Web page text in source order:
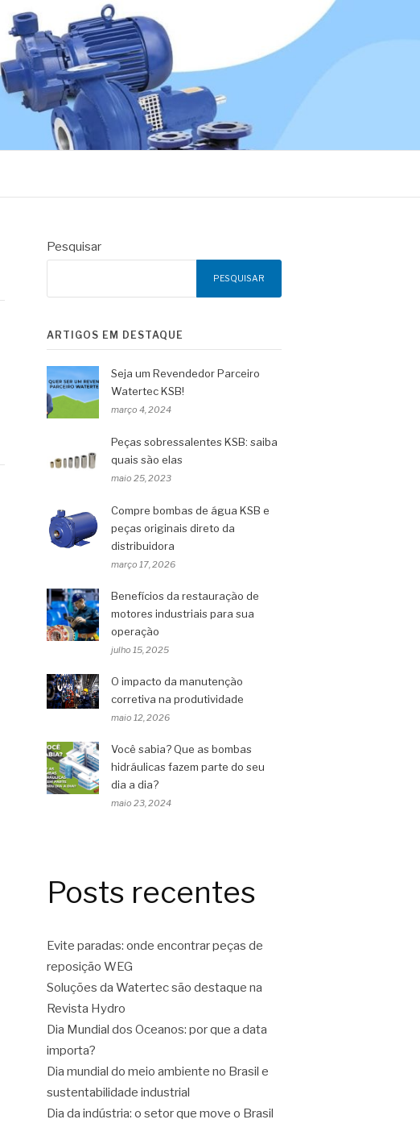
Pesquisar
PESQUISAR
ARTIGOS EM DESTAQUE
Seja um Revendedor Parceiro
Watertec KSB!
março 4, 2024
Peças sobressalentes KSB: saiba
quais são elas
maio 25, 2023
Compre bombas de água KSB e
peças originais direto da
distribuidora
março 17, 2026
Benefícios da restauração de
motores industriais para sua
operação
julho 15, 2025
O impacto da manutenção
corretiva na produtividade
maio 12, 2026
Você sabia? Que as bombas
hidráulicas fazem parte do seu
dia a dia?
maio 23, 2024
Posts recentes
Evite paradas: onde encontrar peças de
reposição WEG
Soluções da Watertec são destaque na
Revista Hydro
Dia Mundial dos Oceanos: por que a data
importa?
Dia mundial do meio ambiente no Brasil e
sustentabilidade industrial
Dia da indústria: o setor que move o Brasil